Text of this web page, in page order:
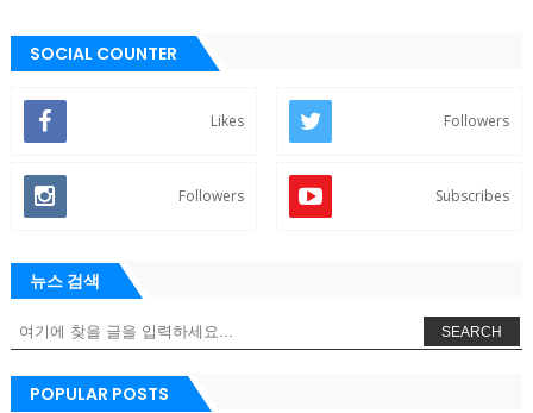
SOCIAL COUNTER
Likes Followers
Followers Subscribes
뉴스 검색
SEARCH
POPULAR POSTS